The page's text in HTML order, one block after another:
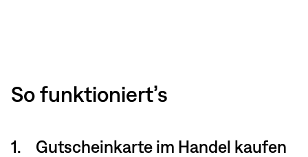
So funktioniert’s
1. Gutscheinkarte im Handel kaufen